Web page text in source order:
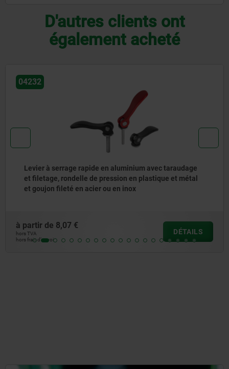
D'autres clients ont
également acheté
Rondelle en inox pour levier à serrage rapide
à partir de
hors frais d’envoi
DÉTAILS